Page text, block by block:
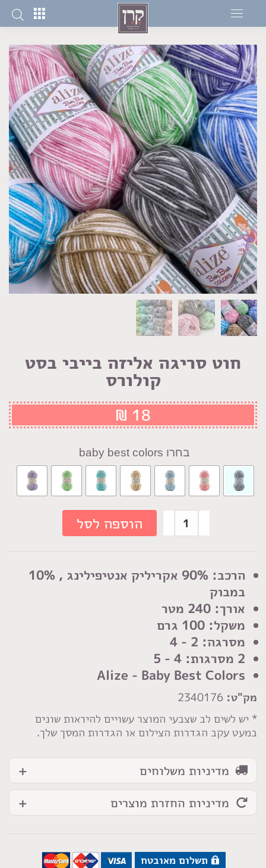
חוט סריגה אליזה בייבי בסט
קולורס
הרכב: 90% אקריליק אנטיפילינג , 10%
במבוק
אורך: 240 מטר
משקל: 100 גרם
מסרגה: 2 - 4
2 מסרגות: 4 - 5
Alize - Baby Best Colors
מק"ט:
* יש לשים לב שצבעי המוצר עשויים להיראות שונים
במעט עקב הגדרות הצילום או הגדרות המסך שלך.
₪ 18
baby best colors
כמות
של
סריגה
אליזה
בייבי
בסט
קולורס
הוספה לסל
מדיניות משלוחים
מדיניות החזרת מוצרים
תשלום מאובטח